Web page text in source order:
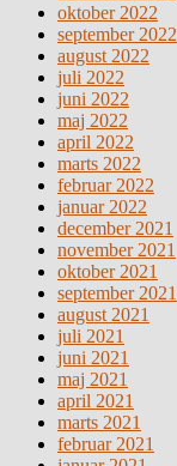
oktober 2022
september 2022
august 2022
juli 2022
juni 2022
maj 2022
april 2022
marts 2022
februar 2022
januar 2022
december 2021
november 2021
oktober 2021
september 2021
august 2021
juli 2021
juni 2021
maj 2021
april 2021
marts 2021
februar 2021